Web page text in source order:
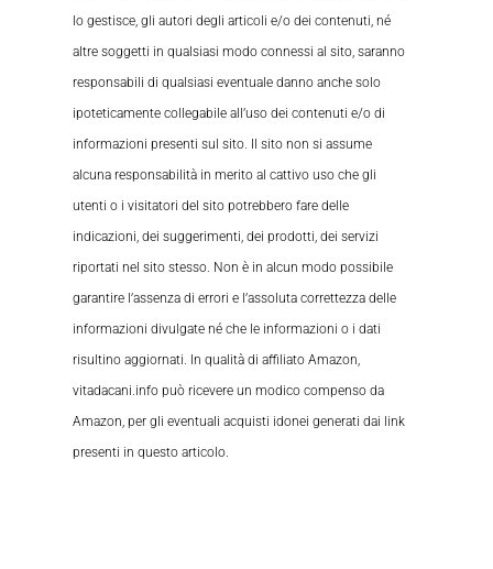
lo gestisce, gli autori degli articoli e/o dei contenuti, né
altre soggetti in qualsiasi modo connessi al sito, saranno
responsabili di qualsiasi eventuale danno anche solo
ipoteticamente collegabile all’uso dei contenuti e/o di
informazioni presenti sul sito. Il sito non si assume
alcuna responsabilità in merito al cattivo uso che gli
utenti o i visitatori del sito potrebbero fare delle
indicazioni, dei suggerimenti, dei prodotti, dei servizi
riportati nel sito stesso. Non è in alcun modo possibile
garantire l’assenza di errori e l’assoluta correttezza delle
informazioni divulgate né che le informazioni o i dati
risultino aggiornati. In qualità di affiliato Amazon,
vitadacani.info può ricevere un modico compenso da
Amazon, per gli eventuali acquisti idonei generati dai link
presenti in questo articolo.